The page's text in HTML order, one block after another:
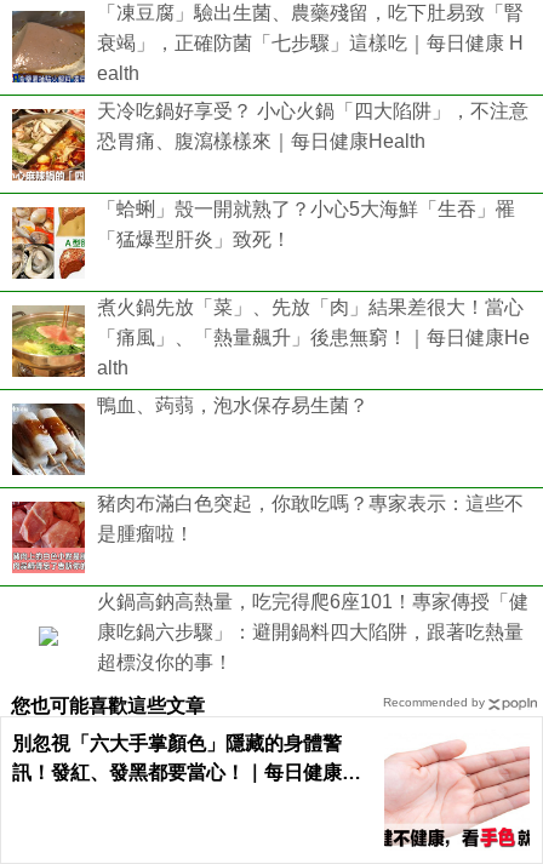
「凍豆腐」驗出生菌、農藥殘留，吃下肚易致「腎
衰竭」，正確防菌「七步驟」這樣吃｜每日健康 H
ealth
天冷吃鍋好享受？ 小心火鍋「四大陷阱」，不注意
恐胃痛、腹瀉樣樣來｜每日健康Health
「蛤蜊」殼一開就熟了？小心5大海鮮「生吞」罹
「猛爆型肝炎」致死！
煮火鍋先放「菜」、先放「肉」結果差很大！當心
「痛風」、「熱量飆升」後患無窮！｜每日健康He
alth
鴨血、蒟蒻，泡水保存易生菌？
豬肉布滿白色突起，你敢吃嗎？專家表示：這些不
是腫瘤啦！
火鍋高鈉高熱量，吃完得爬6座101！專家傳授「健
康吃鍋六步驟」：避開鍋料四大陷阱，跟著吃熱量
超標沒你的事！
您也可能喜歡這些文章
別忽視「六大手掌顏色」隱藏的身體警
訊！發紅、發黑都要當心！｜每日健康He
Recommended by